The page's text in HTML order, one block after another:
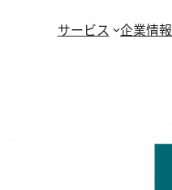
サービス 企業情報